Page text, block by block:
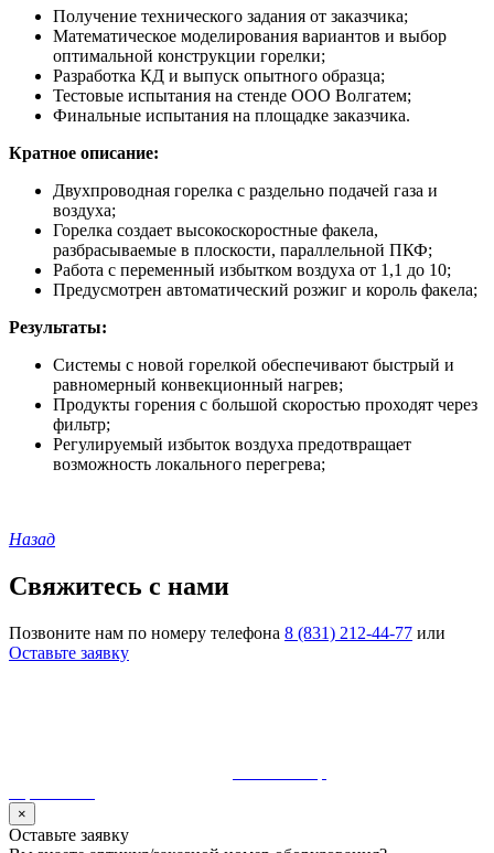
Получение технического задания от заказчика;
Математическое моделирования вариантов и выбор
оптимальной конструкции горелки;
Разработка КД и выпуск опытного образца;
Тестовые испытания на стенде ООО Волгатем;
Финальные испытания на площадке заказчика.
Кратное описание:
Двухпроводная горелка с раздельно подачей газа и
воздуха;
Горелка создает высокоскоростные факела,
разбрасываемые в плоскости, параллельной ПКФ;
Работа с переменный избытком воздуха от 1,1 до 10;
Предусмотрен автоматический розжиг и король факела;
Результаты:
Системы с новой горелкой обеспечивают быстрый и
равномерный конвекционный нагрев;
Продукты горения с большой скоростью проходят через
фильтр;
Регулируемый избыток воздуха предотвращает
возможность локального перегрева;
Назад
Свяжитесь с нами
Позвоните нам по номеру телефона 8 (831) 212-44-77 или
Оставьте заявку
×
Оставьте заявку